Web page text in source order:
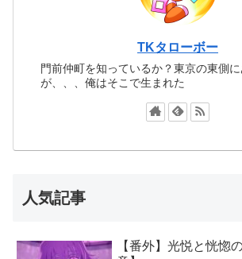
TKタローボー
門前仲町を知っているか？東京の東側
が、、、俺はそこで生まれた
人気記事
【番外】光悦と恍惚